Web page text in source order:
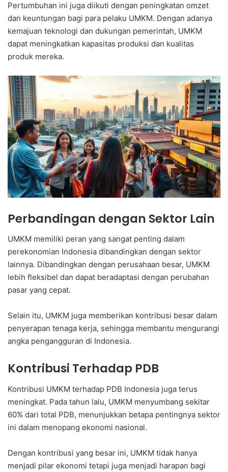
Pertumbuhan ini juga diikuti dengan peningkatan omzet
dan keuntungan bagi para pelaku UMKM. Dengan adanya
kemajuan teknologi dan dukungan pemerintah, UMKM
dapat meningkatkan kapasitas produksi dan kualitas
produk mereka.
Perbandingan dengan Sektor Lain
UMKM memiliki peran yang sangat penting dalam
perekonomian Indonesia dibandingkan dengan sektor
lainnya. Dibandingkan dengan perusahaan besar, UMKM
lebih fleksibel dan dapat beradaptasi dengan perubahan
pasar yang cepat.
Selain itu, UMKM juga memberikan kontribusi besar dalam
penyerapan tenaga kerja, sehingga membantu mengurangi
angka pengangguran di Indonesia.
Kontribusi Terhadap PDB
Kontribusi UMKM terhadap PDB Indonesia juga terus
meningkat. Pada tahun lalu, UMKM menyumbang sekitar
60% dari total PDB, menunjukkan betapa pentingnya sektor
ini dalam menopang ekonomi nasional.
Dengan kontribusi yang besar ini, UMKM tidak hanya
menjadi pilar ekonomi tetapi juga menjadi harapan bagi